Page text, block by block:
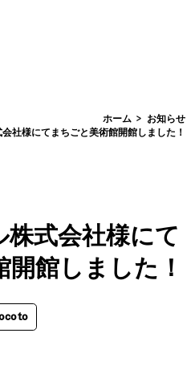
タップしてご確認いただけます。
合わせ /
愛媛
美術館一覧
ロダクト
希望の企業様へ
ホーム
お知らせ
社様にてまちごと美術館開館しました！
式会社様にて
館しました！